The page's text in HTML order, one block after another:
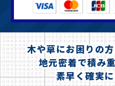
木や草にお困りの
地元密着で積み
素早く確実